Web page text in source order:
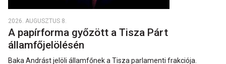
2026. AUGUSZTUS 8.
A papírforma győzött a Tisza Párt
államfőjelölésén
Baka Andrást jelöli államfőnek a Tisza parlamenti frakciója.